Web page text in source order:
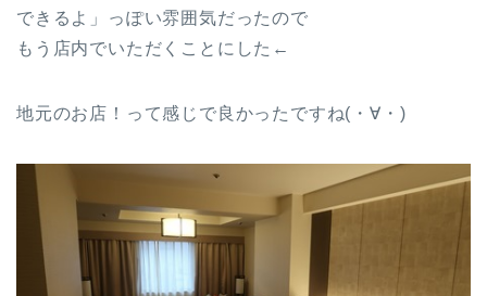
できるよ」っぽい雰囲気だったので
もう店内でいただくことにした←
地元のお店！って感じで良かったですね(・∀・)